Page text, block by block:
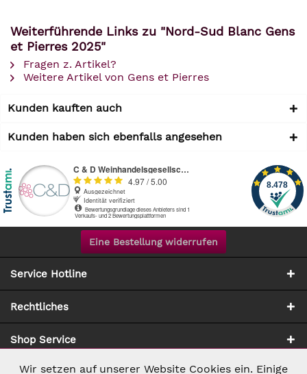
Weiterführende Links zu "Nord-Sud Blanc Gens
et Pierres 2025"
Fragen z. Artikel?
Weitere Artikel von Gens et Pierres
Kunden kauften auch
Kunden haben sich ebenfalls angesehen
Eine Bestellung widerrufen
Service Hotline
Rechtliches
Shop Service
Notwendig Aktiv
Wir setzen auf unserer Website Cookies ein. Einige